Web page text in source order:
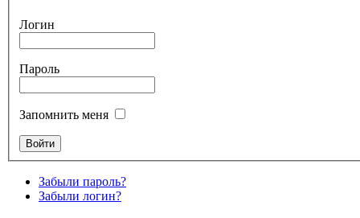
Логин
Пароль
Запомнить меня
Забыли пароль?
Забыли логин?